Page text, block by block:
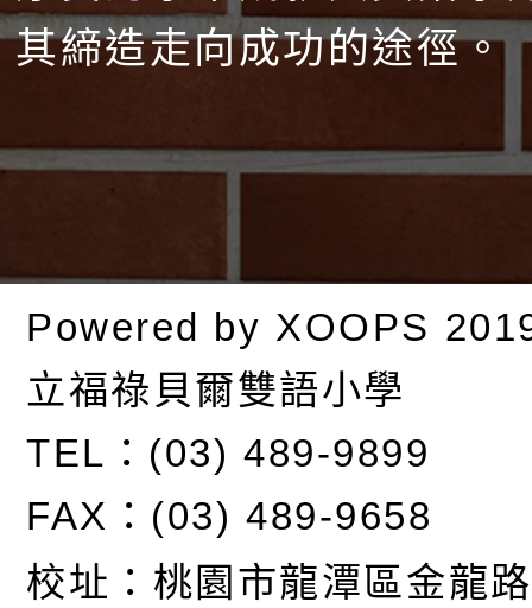
其締造走向成功的途徑。
Powered by XOOPS
立福祿貝爾雙語小學
TEL：(03) 489-9899
FAX：(03) 489-9658
校址： 桃園市龍潭區金龍